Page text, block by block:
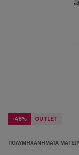
-48% OUTLET
ΠΟΛΥΜΗΧΑΝΉΜΑΤΑ